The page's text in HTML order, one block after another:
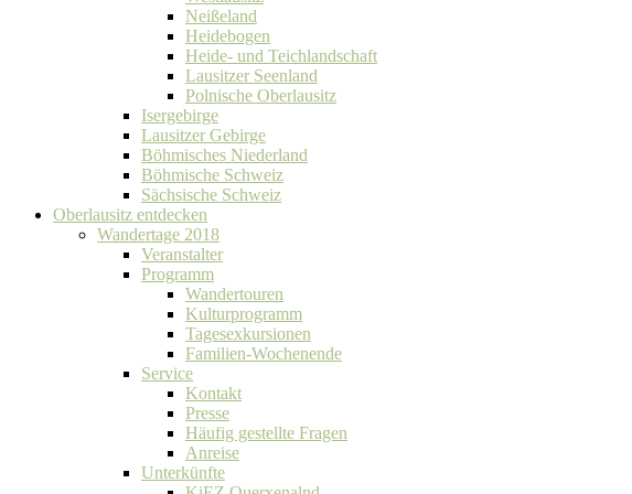
Neißeland
Heidebogen
Heide- und Teichlandschaft
Lausitzer Seenland
Polnische Oberlausitz
Isergebirge
Lausitzer Gebirge
Böhmisches Niederland
Böhmische Schweiz
Sächsische Schweiz
Oberlausitz entdecken
Wandertage 2018
Veranstalter
Programm
Wandertouren
Kulturprogramm
Tagesexkursionen
Familien-Wochenende
Service
Kontakt
Presse
Häufig gestellte Fragen
Anreise
Unterkünfte